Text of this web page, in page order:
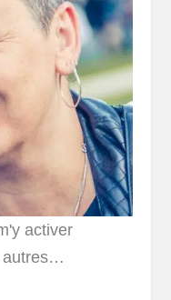
activer
autres…